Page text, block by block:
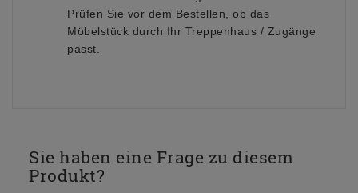
Prüfen Sie vor dem Bestellen, ob das
Möbelstück durch Ihr Treppenhaus / Zugänge
passt.
Sie haben eine Frage zu diesem
Produkt?